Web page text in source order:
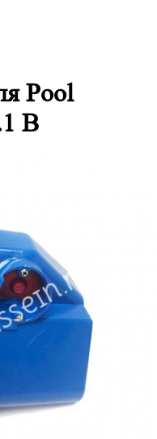
Pool
В